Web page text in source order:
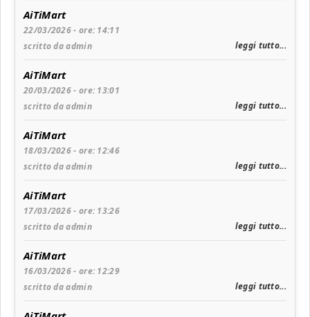
AiTiMart
22/03/2026 - ore: 14:11
scritto da admin
leggi tutto...
AiTiMart
20/03/2026 - ore: 13:01
scritto da admin
leggi tutto...
AiTiMart
18/03/2026 - ore: 12:46
scritto da admin
leggi tutto...
AiTiMart
17/03/2026 - ore: 13:26
scritto da admin
leggi tutto...
AiTiMart
16/03/2026 - ore: 12:29
scritto da admin
leggi tutto...